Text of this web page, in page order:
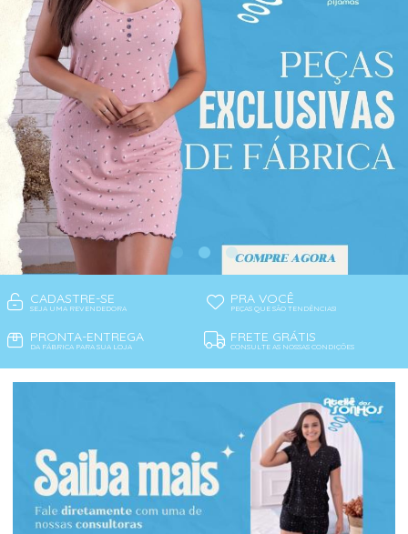
CADASTRE-SE
SEJA UMA REVENDEDORA
PRA VOCÊ
PEÇAS QUE SÃO TENDÊNCIAS!
PRONTA-ENTREGA
DA FÁBRICA PARA SUA LOJA
FRETE GRÁTIS
CONSULTE AS NOSSAS CONDIÇÕES